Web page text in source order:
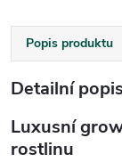
Popis produktu
Detailní
Luxusní
rostlinu